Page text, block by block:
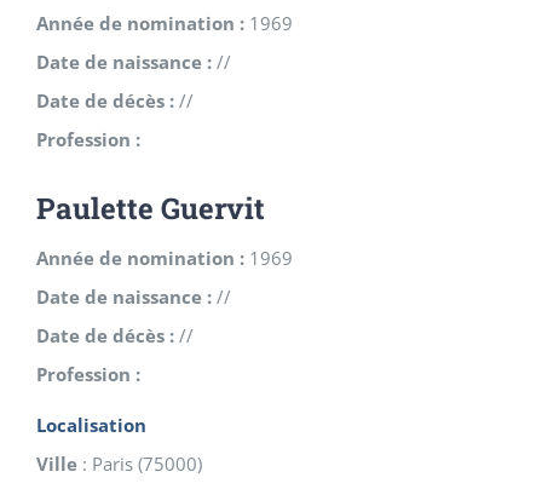
Année de nomination : 1969
Date de naissance : //
Date de décès : //
Profession :
Paulette Guervit
Année de nomination : 1969
Date de naissance : //
Date de décès : //
Profession :
Localisation
Ville : Paris (75000)